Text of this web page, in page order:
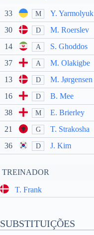
33 M Y. Yarmolyuk
30 D M. Roerslev
14 A S. Ghoddos
37 A M. Olakigbe
13 D
M. Jørgensen
16
D
B. Mee
38
M
E. Brierley
21
G
T. Strakosha
36
D J. Kim
TREINADOR
T. Frank
SUBSTITUIÇÕES